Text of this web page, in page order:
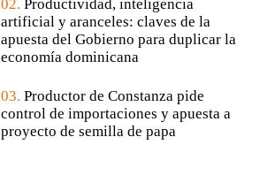
02. Productividad, inteligencia
artificial y aranceles: claves de la
apuesta del Gobierno para duplicar la
economía dominicana
03. Productor de Constanza pide
control de importaciones y apuesta a
proyecto de semilla de papa